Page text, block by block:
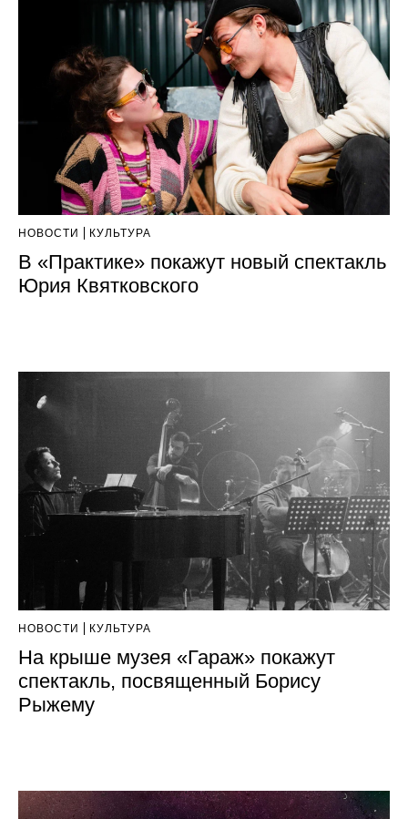
НОВОСТИ КУЛЬТУРА
В «Практике» покажут новый спектакль
Юрия Квятковского
НОВОСТИ КУЛЬТУРА
На крыше музея «Гараж» покажут
спектакль, посвященный Борису
Рыжему